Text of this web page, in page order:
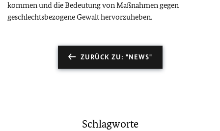
kommen und die Bedeutung von Maßnahmen gegen
geschlechtsbezogene Gewalt hervorzuheben.
ZURÜCK ZU: "NEWS"
Schlagworte